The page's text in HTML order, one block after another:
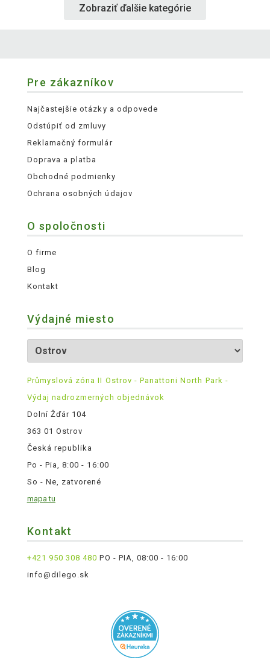
Zobraziť ďalšie kategórie
Pre zákazníkov
Najčastejšie otázky a odpovede
Odstúpiť od zmluvy
Reklamačný formulár
Doprava a platba
Obchodné podmienky
Ochrana osobných údajov
O spoločnosti
O firme
Blog
Kontakt
Výdajné miesto
Průmyslová zóna II Ostrov - Panattoni North Park -
Výdaj nadrozmerných objednávok
Dolní Žďár 104
363 01 Ostrov
Česká republika
Po - Pia, 8:00 - 16:00
So - Ne, zatvorené
mapa tu
Kontakt
+421 950 308 480 PO - PIA, 08:00 - 16:00
info@dilego.sk